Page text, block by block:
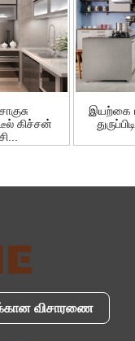
கிச்சன்
இயற்கை
விசாரணை